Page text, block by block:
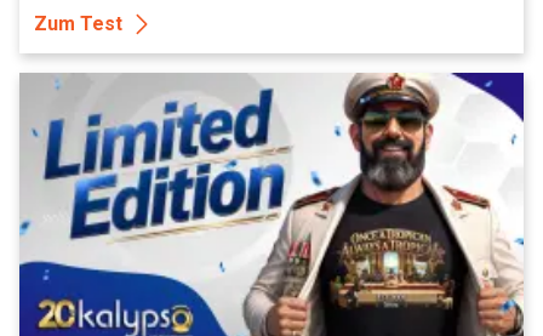
Zum Test